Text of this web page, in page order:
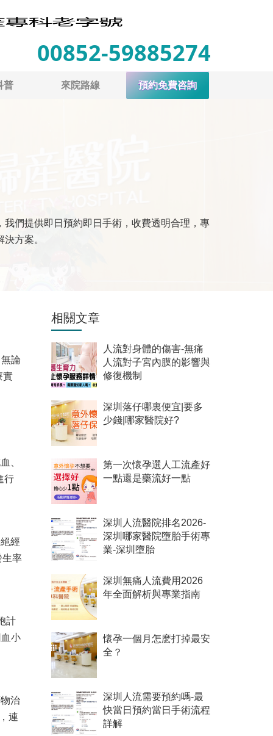
00852-59885274
普 來院路線 預約免費咨詢
們提供即日預約即日手術，收費透明合理，專
方案。
論
實
、
行
經
率
計
小
治
連
相關文章
人流對身體的傷害-無痛
人流對子宮內膜的影響與
修復機制
深圳落仔哪裏便宜|要多
少錢|哪家醫院好?
第一次懷孕選人工流產好
一點還是藥流好一點
深圳人流醫院排名2026-
深圳哪家醫院墮胎手術專
業-深圳墮胎
深圳無痛人流費用2026
年全面解析與專業指南
懷孕一個月怎麽打掉最安
全？
深圳人流需要預約嗎-最
快當日預約當日手術流程
詳解